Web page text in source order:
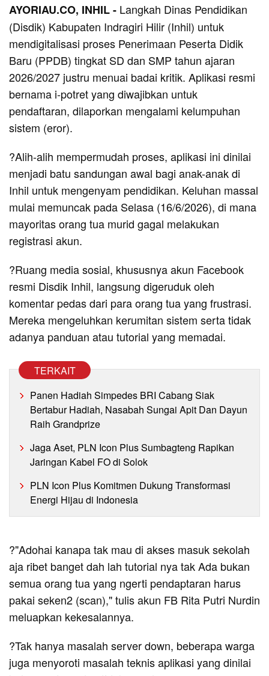
AYORIAU.CO, INHIL - Langkah Dinas Pendidikan
(Disdik) Kabupaten Indragiri Hilir (Inhil) untuk
mendigitalisasi proses Penerimaan Peserta Didik
Baru (PPDB) tingkat SD dan SMP tahun ajaran
2026/2027 justru menuai badai kritik. Aplikasi resmi
bernama i-potret yang diwajibkan untuk
pendaftaran, dilaporkan mengalami kelumpuhan
sistem (eror).
?Alih-alih mempermudah proses, aplikasi ini dinilai
menjadi batu sandungan awal bagi anak-anak di
Inhil untuk mengenyam pendidikan. Keluhan massal
mulai memuncak pada Selasa (16/6/2026), di mana
mayoritas orang tua murid gagal melakukan
registrasi akun.
?Ruang media sosial, khususnya akun Facebook
resmi Disdik Inhil, langsung digeruduk oleh
komentar pedas dari para orang tua yang frustrasi.
Mereka mengeluhkan kerumitan sistem serta tidak
adanya panduan atau tutorial yang memadai.
TERKAIT
Panen Hadiah Simpedes BRI Cabang Siak
Bertabur Hadiah, Nasabah Sungai Apit Dan Dayun
Raih Grandprize
Jaga Aset, PLN Icon Plus Sumbagteng Rapikan
Jaringan Kabel FO di Solok
PLN Icon Plus Komitmen Dukung Transformasi
Energi Hijau di Indonesia
?"Adohai kanapa tak mau di akses masuk sekolah
aja ribet banget dah lah tutorial nya tak Ada bukan
semua orang tua yang ngerti pendaptaran harus
pakai seken2 (scan)," tulis akun FB Rita Putri Nurdin
meluapkan kekesalannya.
?Tak hanya masalah server down, beberapa warga
juga menyoroti masalah teknis aplikasi yang dinilai